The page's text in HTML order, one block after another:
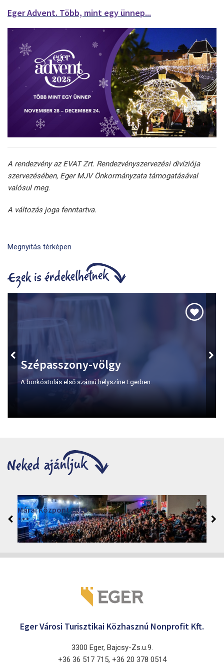
Eger Advent. Több, mint egy ünnep...
A rendezvény az EVAT Zrt. Rendezvényszervezési divíziója
szervezésében, Eger MJV Önkormányzata támogatásával
valósul meg.
A változás joga fenntartva.
Megnyitás térképen
Szépasszony-völgy
A borkóstolás első számú helyszíne Egerben.
Márai Központ 2026
2026. június 19. - 2026. augusztus 28.
Márai Központ, Eger 3300, Szépasszony-völgy 35.
Eger Városi Turisztikai Közhasznú Nonprofit Kft.
3300 Eger, Bajcsy-Zs.u.9.
+36 36 517 715, +36 20 378 0514